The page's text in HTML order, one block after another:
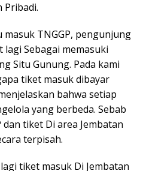
Pribadi.
TNGGP, pengunjung
Sebagai memasuki
Situ Gunung. Pada kami
tiket masuk dibayar
bahwa setiap
yang berbeda. Sebab
tiket Di area Jembatan
terpisah.
tiket masuk Di Jembatan